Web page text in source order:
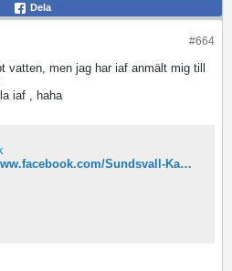
Dela
#664
vatten, men jag har iaf anmält mig till
iaf , haha
https://www.facebook.com/Sundsvall-Kayak-Open-604319899906813/